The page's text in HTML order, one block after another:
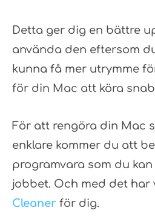
Detta ger dig en bättre
använda den eftersom
kunna få mer utrymme
för din Mac att köra
För att rengöra din Mac
enklare kommer du att
programvara som du
jobbet. Och med det har
Cleaner för dig.